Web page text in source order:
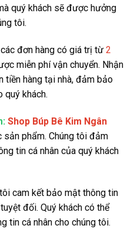
quý khách sẽ được hưởng
tôi.
đơn hàng có giá trị từ 2
miễn phí vận chuyển. Nhận
tiền hàng tại nhà, đảm bảo
quý khách.
Shop Búp Bê Kim Ngân
phẩm. Chúng tôi đảm
tin cá nhân của quý khách
cam kết bảo mật thông tin
đối. Quý khách có thể
tin cá nhân cho chúng tôi.